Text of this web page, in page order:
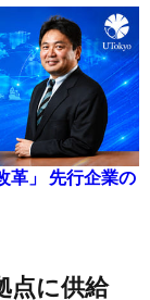
革」 先行企業の
点に供給